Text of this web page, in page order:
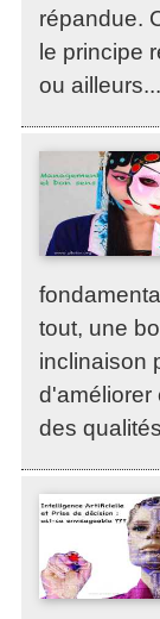
répandue.
le principe
ou ailleurs...
tout, une
inclinaison
d'améliorer
des